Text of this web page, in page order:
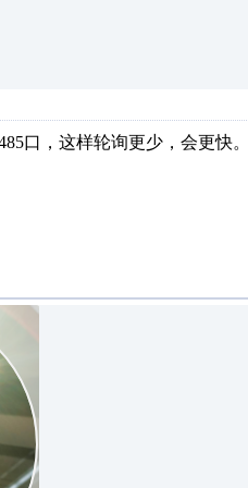
口，这样轮询更少，会更快